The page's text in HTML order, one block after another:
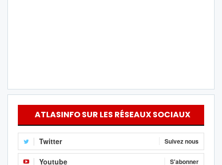
ATLASINFO SUR LES RÉSEAUX SOCIAUX
Twitter Suivez nous
Youtube S'abonner